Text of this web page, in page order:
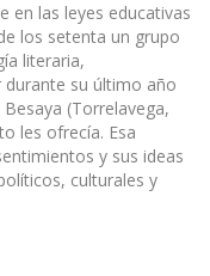
en las leyes educativas
los setenta un grupo
literaria,
su último año
(Torrelavega,
les ofrecía. Esa
y sus ideas
culturales y